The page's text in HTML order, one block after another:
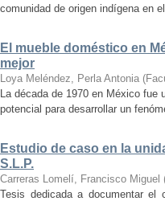
comunidad de origen indígena en
El mueble doméstico en
mejor
Loya Meléndez, Perla Antonia (
La década de 1970 en México
potencial para desarrollar un
Estudio de caso en la
S.L.P.
Carreras Lomelí, Francisco Miguel
Tesis dedicada a documentar el